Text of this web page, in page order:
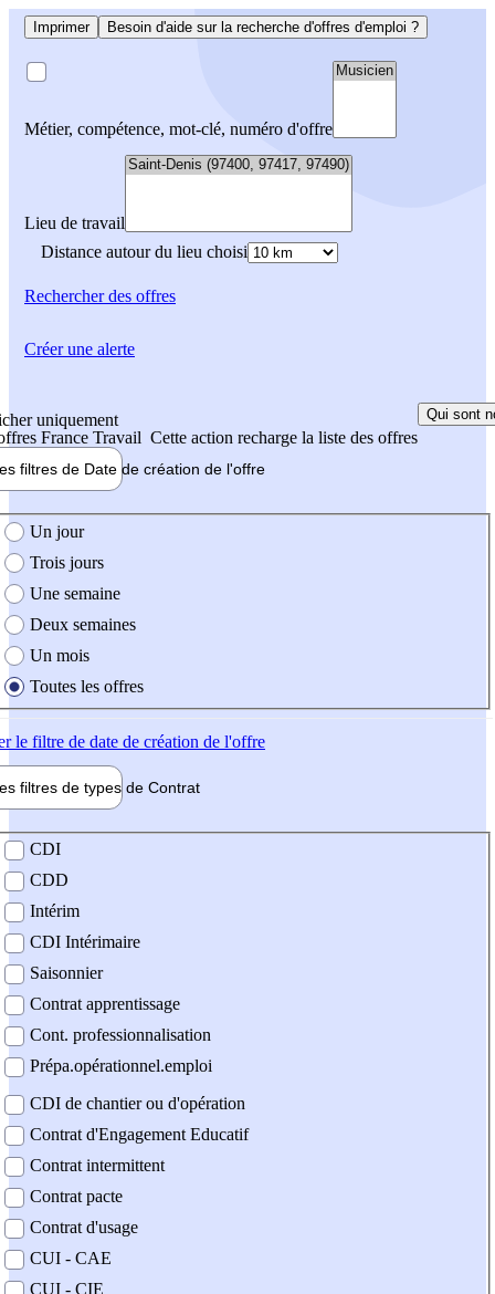
Imprimer Besoin d'aide sur la recherche d'offres d'emploi ?
Métier, compétence, mot-clé, numéro d'offre
Lieu de travail
Distance autour du lieu choisi
Rechercherdes offres
uniquement
France Travail Cette action recharge la liste des offres
Qui sont
filtres de Date de création de l'offre
création de l'offre
Un jour
Trois jours
Une semaine
Deux semaines
Un mois
Toutes les offres
le filtre de date de création de l'offre
filtres de types de Contrat
contrat
CDI
CDD
Intérim
CDI Intérimaire
Saisonnier
Contrat apprentissage
Cont. professionnalisation
Prépa.opérationnel.emploi
CDI de chantier ou d'opération
Contrat d'Engagement Educatif
Contrat intermittent
Contrat pacte
Contrat d'usage
CUI - CAE
CUI - CIE
Créer une alerte